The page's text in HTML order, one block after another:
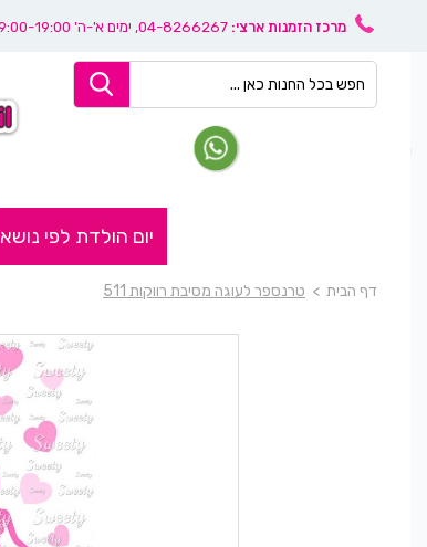
מרכז הזמנות ארצי: 04-8266267, ימים א'-ה' 9:00-19:00, ו’ 08:30-14:00
יום הולדת לפי נושא
דף הבית > טרנספר לעוגה מסיבת רווקות 511